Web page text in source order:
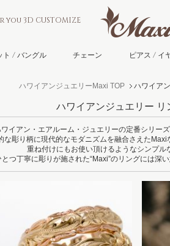
3D CUSTOMIZE
ト / バングル チェーン ピアス / イ
ハワイアンジュエリーMaxi TOP ハワイア
ハワイアンジュエリー リ
イアン・エアルーム・ジュエリーの定番シリー
な彫り柄に現代的なモダニズムを融合さえたMaxi
重ね付けにもお使い頂けるようなシンプル
つ丁寧に彫りが施された“Maxi”のリングには深